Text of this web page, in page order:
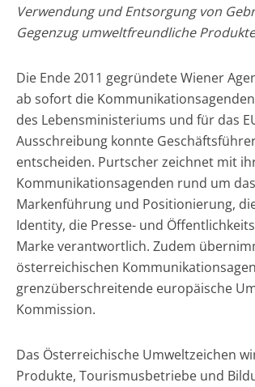
Verwendung und Entsorgung von
Gegenzug umweltfreundliche
Die Ende 2011 gegründete Wiener
ab sofort die
des Lebensministeriums und für das
Ausschreibung konnte
entscheiden. Purtscher zeichnet mit
Kommunikationsagenden rund um
Markenführung und Positionierung,
Identity, die Presse- und
Marke verantwortlich. Zudem
österreichischen
grenzüberschreitende europäische
Kommission.
Das Österreichische Umweltzeichen
Produkte, Tourismusbetriebe und